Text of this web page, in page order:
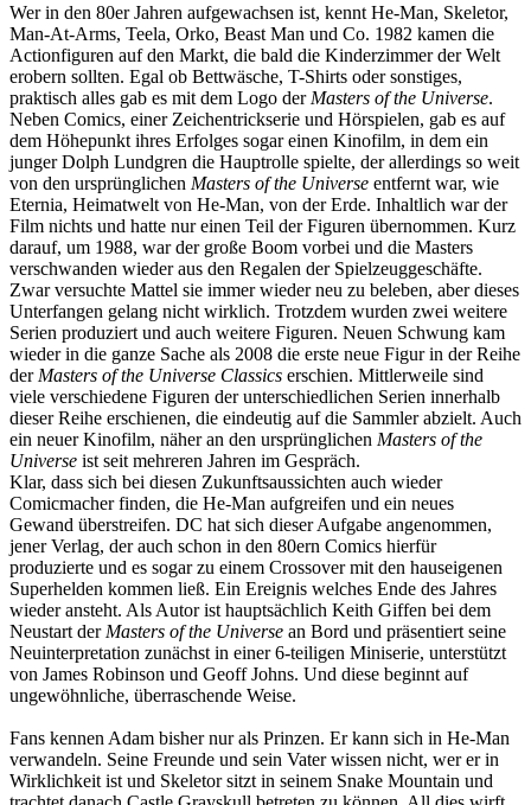
Wer in den 80er Jahren aufgewachsen ist, kennt He-Man, Skeletor,
Man-At-Arms, Teela, Orko, Beast Man und Co. 1982 kamen die
Actionfiguren auf den Markt, die bald die Kinderzimmer der Welt
erobern sollten. Egal ob Bettwäsche, T-Shirts oder sonstiges,
praktisch alles gab es mit dem Logo der Masters of the Universe.
Neben Comics, einer Zeichentrickserie und Hörspielen, gab es auf
dem Höhepunkt ihres Erfolges sogar einen Kinofilm, in dem ein
junger Dolph Lundgren die Hauptrolle spielte, der allerdings so weit
von den ursprünglichen Masters of the Universe entfernt war, wie
Eternia, Heimatwelt von He-Man, von der Erde. Inhaltlich war der
Film nichts und hatte nur einen Teil der Figuren übernommen. Kurz
darauf, um 1988, war der große Boom vorbei und die Masters
verschwanden wieder aus den Regalen der Spielzeuggeschäfte.
Zwar versuchte Mattel sie immer wieder neu zu beleben, aber dieses
Unterfangen gelang nicht wirklich. Trotzdem wurden zwei weitere
Serien produziert und auch weitere Figuren. Neuen Schwung kam
wieder in die ganze Sache als 2008 die erste neue Figur in der Reihe
der Masters of the Universe Classics erschien. Mittlerweile sind
viele verschiedene Figuren der unterschiedlichen Serien innerhalb
dieser Reihe erschienen, die eindeutig auf die Sammler abzielt. Auch
ein neuer Kinofilm, näher an den ursprünglichen Masters of the
Universe ist seit mehreren Jahren im Gespräch.
Klar, dass sich bei diesen Zukunftsaussichten auch wieder
Comicmacher finden, die He-Man aufgreifen und ein neues
Gewand überstreifen. DC hat sich dieser Aufgabe angenommen,
jener Verlag, der auch schon in den 80ern Comics hierfür
produzierte und es sogar zu einem Crossover mit den hauseigenen
Superhelden kommen ließ. Ein Ereignis welches Ende des Jahres
wieder ansteht. Als Autor ist hauptsächlich Keith Giffen bei dem
Neustart der Masters of the Universe an Bord und präsentiert seine
Neuinterpretation zunächst in einer 6-teiligen Miniserie, unterstützt
von James Robinson und Geoff Johns. Und diese beginnt auf
ungewöhnliche, überraschende Weise.
Fans kennen Adam bisher nur als Prinzen. Er kann sich in He-Man
verwandeln. Seine Freunde und sein Vater wissen nicht, wer er in
Wirklichkeit ist und Skeletor sitzt in seinem Snake Mountain und